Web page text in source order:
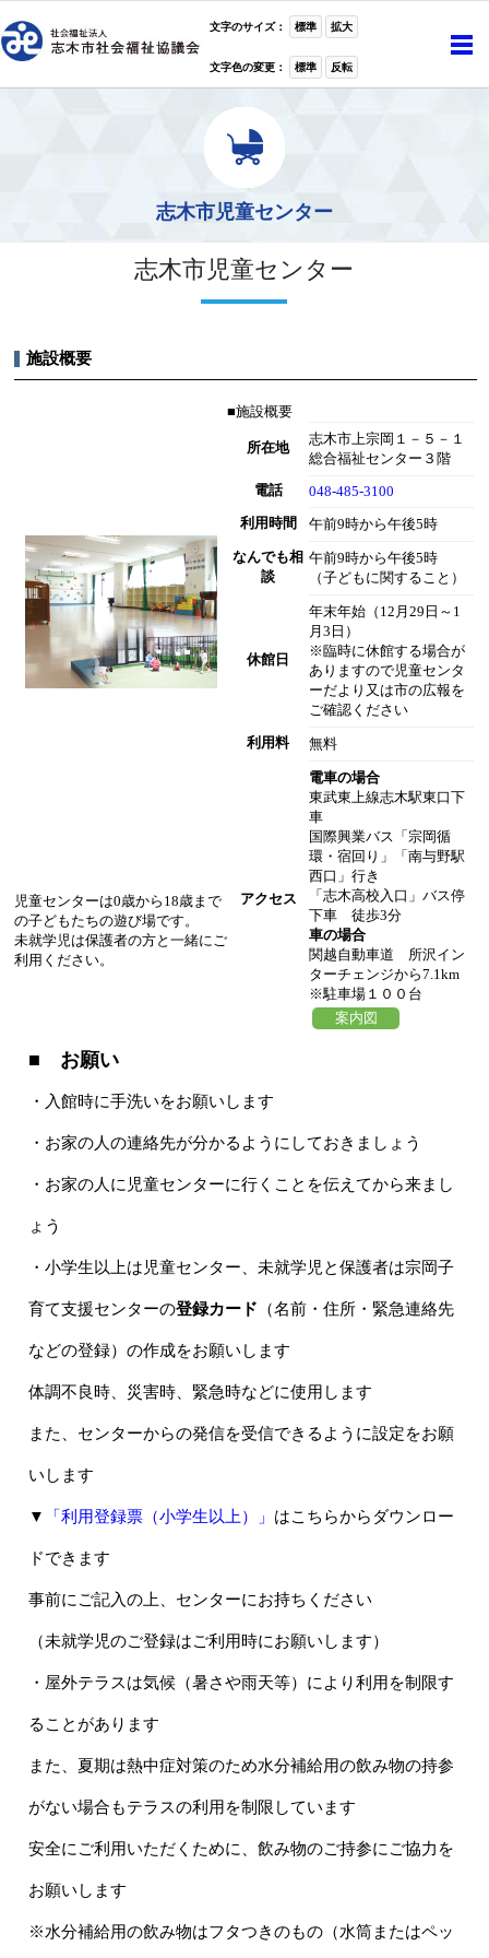
文字のサイズ： 標準 拡大
文字色の変更： 標準 反転
志木市児童センター
志木市児童センター
施設概要
■施設概要
所在地
志木市上宗岡１－５－１
総合福祉センター３階
電話
048-485-3100
利用時間
午前9時から午後5時
なんでも相
談
午前9時から午後5時
（子どもに関すること）
休館日
年末年始（12月29日～1
月3日）
※臨時に休館する場合が
ありますので児童センタ
ーだより又は市の広報を
ご確認ください
利用料
無料
アクセス
電車の場合
東武東上線志木駅東口下
車
国際興業バス「宗岡循
環・宿回り」「南与野駅
西口」行き
「志木高校入口」バス停
下車 徒歩3分
車の場合
関越自動車道 所沢イン
ターチェンジから7.1km
※駐車場１００台
案内図
児童センターは0歳から18歳まで
の子どもたちの遊び場です。
未就学児は保護者の方と一緒にご
利用ください。
■ お願い
・入館時に手洗いをお願いします
・お家の人の連絡先が分かるようにしておきましょう
・お家の人に児童センターに行くことを伝えてから来まし
ょう
・小学生以上は児童センター、未就学児と保護者は宗岡子
育て支援センターの登録カード （名前・住所・緊急連絡先
などの登録）の作成をお願いします
体調不良時、災害時、緊急時などに使用します
また、センターからの発信を受信できるように設定をお願
いします
▼ 「利用登録票（小学生以上）」 はこちらからダウンロー
ドできます
事前にご記入の上、センターにお持ちください
（未就学児のご登録はご利用時にお願いします）
・屋外テラスは気候（暑さや雨天等）により利用を制限す
ることがあります
また、夏期は熱中症対策のため水分補給用の飲み物の持参
がない場合もテラスの利用を制限しています
安全にご利用いただくために、飲み物のご持参にご協力を
お願いします
※水分補給用の飲み物はフタつきのもの（水筒またはペッ